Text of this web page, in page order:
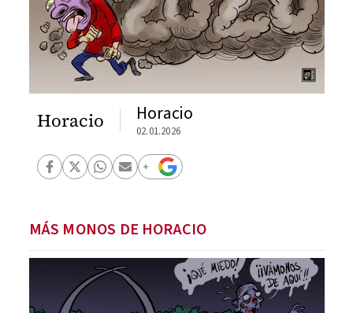
Horacio Horacio
02.01.2026
MÁS MONOS DE HORACIO